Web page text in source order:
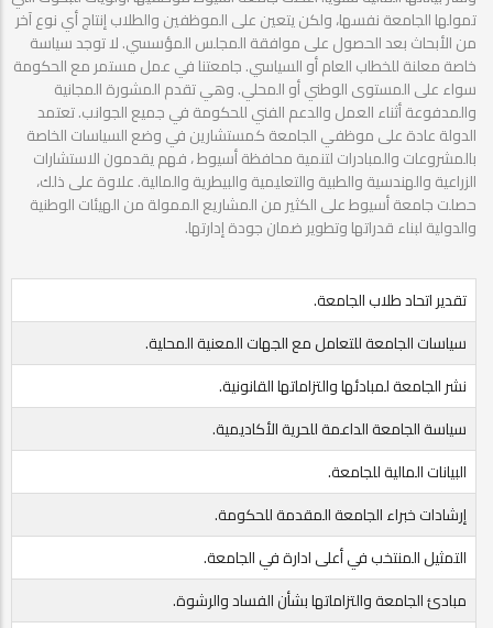
تمولها الجامعة نفسها، ولكن يتعين على الموظفين والطلاب إنتاج أي نوع آخر
من الأبحاث بعد الحصول على موافقة المجلس المؤسسي. لا توجد سياسة
خاصة معلنة للخطاب العام أو السياسي. جامعتنا في عمل مستمر مع الحكومة
سواء على المستوى الوطني أو المحلي. وهي تقدم المشورة المجانية
والمدفوعة أثناء العمل والدعم الفني للحكومة في جميع الجوانب. تعتمد
الدولة عادة على موظفي الجامعة كمستشارين في وضع السياسات الخاصة
بالمشروعات والمبادرات لتنمية محافظة أسيوط ، فهم يقدمون الاستشارات
الزراعية والهندسية والطبية والتعليمية والبيطرية والمالية. علاوة على ذلك،
حصلت جامعة أسيوط على الكثير من المشاريع الممولة من الهيئات الوطنية
والدولية لبناء قدراتها وتطوير ضمان جودة إدارتها.
تقدير اتحاد طلاب الجامعة.
سياسات الجامعة للتعامل مع الجهات المعنية المحلية.
نشر الجامعة لمبادئها والتزاماتها القانونية.
سياسة الجامعة الداعمة للحرية الأكاديمية.
البيانات المالية للجامعة.
إرشادات خبراء الجامعة المقدمة للحكومة.
التمثيل المنتخب في أعلى ادارة في الجامعة.
مبادئ الجامعة والتزاماتها بشأن الفساد والرشوة.